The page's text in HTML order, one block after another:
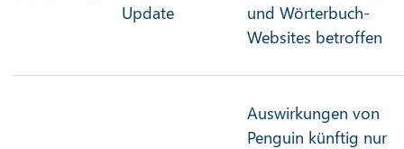
Update
und Wörterbuch-
Websites betroffen
Auswirkungen von
Penguin künftig nur